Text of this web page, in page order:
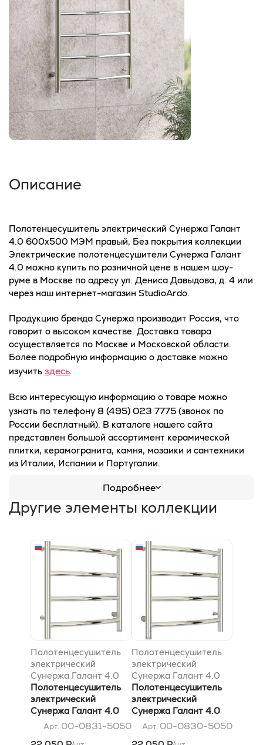
Описание
Полотенцесушитель электрический Сунержа Галант
4.0 600х500 МЭМ правый, Без покрытия коллекции
Электрические полотенцесушители Сунержа Галант
4.0 можно купить по розничной цене в нашем шоу-
руме в Москве по адресу ул. Дениса Давыдова, д. 4 или
через наш интернет-магазин StudioArdo.
Продукцию бренда Сунержа производит Россия, что
говорит о высоком качестве. Доставка товара
осуществляется по Москве и Московской области.
Более подробную информацию о доставке можно
изучить здесь.
Всю интересующую информацию о товаре можно
узнать по телефону 8 (495) 023 7775 (звонок по
России бесплатный). В каталоге нашего сайта
представлен большой ассортимент керамической
плитки, керамогранита, камня, мозаики и сантехники
из Италии, Испании и Португалии.
Подробнее
Другие элементы коллекции
Полотенцесушитель
электрический
Сунержа Галант 4.0
500х500 МЭМ
правый, Без покрытия
Полотенцесушитель
электрический
Сунержа Галант 4.0
500х500 МЭМ
правый, Без покрытия
Арт. 00-0831-5050
Полотенцесушитель
электрический
Сунержа Галант 4.0
500х500 МЭМ левый,
Без покрытия
Полотенцесушитель
электрический
Сунержа Галант 4.0
500х500 МЭМ левый,
Без покрытия
Арт. 00-0830-5050